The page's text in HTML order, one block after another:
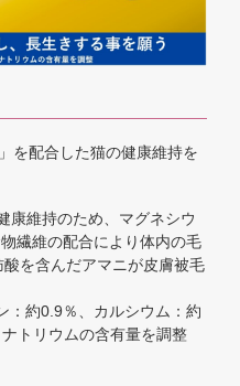
を配合した猫の健康維持を
康維持のため、マグネシウ
繊維の配合により体内の毛
を含んだアマニが皮膚被毛
：約0.9％、カルシウム：約
トリウムの含有量を調整